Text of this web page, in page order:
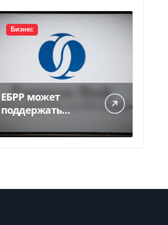
Бизнес
ЕБРР может
поддержать
украинского
бизнеса на 300 млн